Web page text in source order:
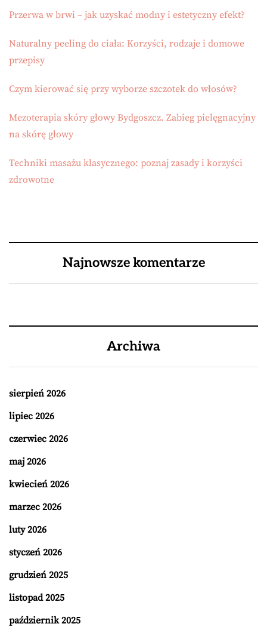
Przerwa w brwi – jak uzyskać modny i estetyczny efekt?
Naturalny peeling do ciała: Korzyści, rodzaje i domowe
przepisy
Czym kierować się przy wyborze szczotek do włosów?
Mezoterapia skóry głowy Bydgoszcz. Zabieg pielęgnacyjny
na skórę głowy
Techniki masażu klasycznego: poznaj zasady i korzyści
zdrowotne
Najnowsze komentarze
Archiwa
sierpień 2026
lipiec 2026
czerwiec 2026
maj 2026
kwiecień 2026
marzec 2026
luty 2026
styczeń 2026
grudzień 2025
listopad 2025
październik 2025